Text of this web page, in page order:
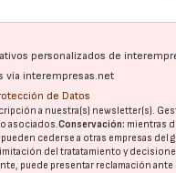
personalizados de
vía interempresas.net
de Datos
a nuestra(s) newsletter(s).
asociados.Conservación: mientras
cederse a otras empresas del
del tratatamiento y
puede presentar reclamación ante